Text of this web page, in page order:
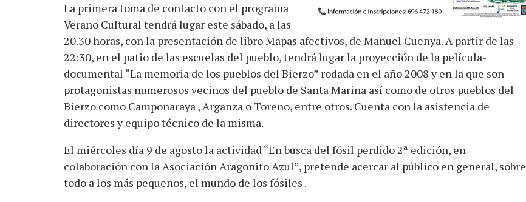
La primera toma de contacto con el programa
Verano Cultural tendrá lugar este sábado, a las
20.30 horas, con la presentación de libro Mapas afectivos, de Manuel Cuenya. A partir de las
22:30, en el patio de las escuelas del pueblo, tendrá lugar la proyección de la película-
documental “La memoria de los pueblos del Bierzo” rodada en el año 2008 y en la que son
protagonistas numerosos vecinos del pueblo de Santa Marina así como de otros pueblos del
Bierzo como Camponaraya , Arganza o Toreno, entre otros. Cuenta con la asistencia de
directores y equipo técnico de la misma.
El miércoles día 9 de agosto la actividad “En busca del fósil perdido 2ª edición, en
colaboración con la Asociación Aragonito Azul”, pretende acercar al público en general, sobre
todo a los más pequeños, el mundo de los fósiles .